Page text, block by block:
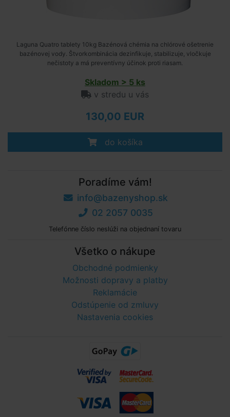
Laguna Quatro tablety 10kg Bazénová chémia na chlórové ošetrenie
bazénovej vody. Štvorkombinácia dezinfikuje, stabilizuje, vločkuje
nečistoty a má preventívny účinok proti riasam.
Skladom > 5 ks
v stredu u vás
130,00 EUR
do košíka
Poradíme vám!
info@bazenyshop.sk
02 2057 0035
Telefónne číslo neslúži na objednaní tovaru
Všetko o nákupe
Obchodné podmienky
Možnosti dopravy a platby
Reklamácie
Odstúpenie od zmluvy
Nastavenia cookies